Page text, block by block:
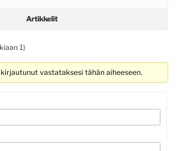
Artikkelit
1)
vastataksesi tähän aiheeseen.